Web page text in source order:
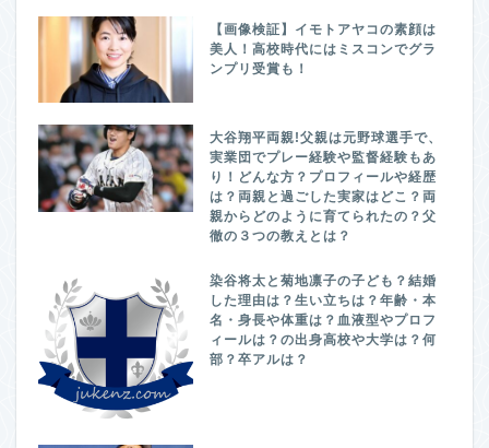
【画像検証】イモトアヤコの素顔は
美人！高校時代にはミスコンでグラ
ンプリ受賞も！
大谷翔平両親!父親は元野球選手で、
実業団でプレー経験や監督経験もあ
り！どんな方？プロフィールや経歴
は？両親と過ごした実家はどこ？両
親からどのように育てられたの？父
徹の３つの教えとは？
染谷将太と菊地凛子の子ども？結婚
した理由は？生い立ちは？年齢・本
名・身長や体重は？血液型やプロフ
ィールは？の出身高校や大学は？何
部？卒アルは？